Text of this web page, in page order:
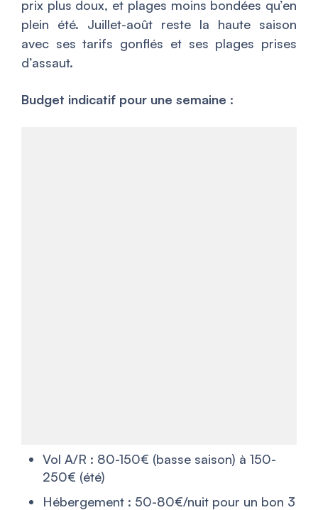
prix plus doux, et plages moins bondées qu’en
plein été. Juillet-août reste la haute saison
avec ses tarifs gonflés et ses plages prises
d’assaut.
Budget indicatif pour une semaine :
Vol A/R : 80-150€ (basse saison) à 150-
250€ (été)
Hébergement : 50-80€/nuit pour un bon 3